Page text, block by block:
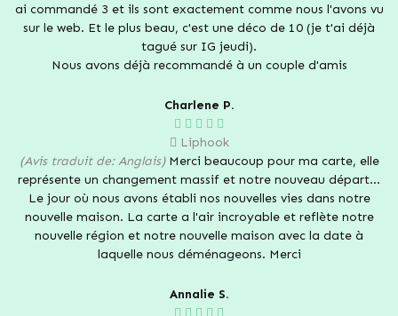
ai commandé 3 et ils sont exactement comme nous l'avons vu
sur le web. Et le plus beau, c'est une déco de 10 (je t'ai déjà
tagué sur IG jeudi).
Nous avons déjà recommandé à un couple d'amis
Charlene P.
Liphook
(Avis traduit de: Anglais)Merci beaucoup pour ma carte, elle
représente un changement massif et notre nouveau départ...
Le jour où nous avons établi nos nouvelles vies dans notre
nouvelle maison. La carte a l'air incroyable et reflète notre
nouvelle région et notre nouvelle maison avec la date à
laquelle nous déménageons. Merci
Annalie S.